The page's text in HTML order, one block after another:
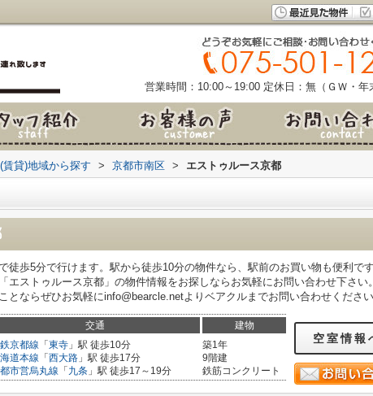
営業時間：10:00～19:00 定休日：無（ＧＷ・年
(賃貸)地域から探す > 京都市南区 > エストゥルース京都
徒歩5分で行けます。駅から徒歩10分の物件なら、駅前のお買い物も便利で
エストゥルース京都」の物件情報をお探しならお気軽にお問い合わせ下さい
とならぜひお気軽にinfo@bearcle.netよりベアクルまでお問い合わせください
交通 建物
京都線 「 東寺 」駅 徒歩10分
道本線 「 西大路 」駅 徒歩17分
市営烏丸線 「 九条 」駅 徒歩17～19分
築1年
9階建
鉄筋コンクリート
空室情報